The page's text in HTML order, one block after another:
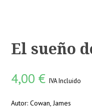
El sueño
4,00€ IVA Incluido
Autor: Cowan, James